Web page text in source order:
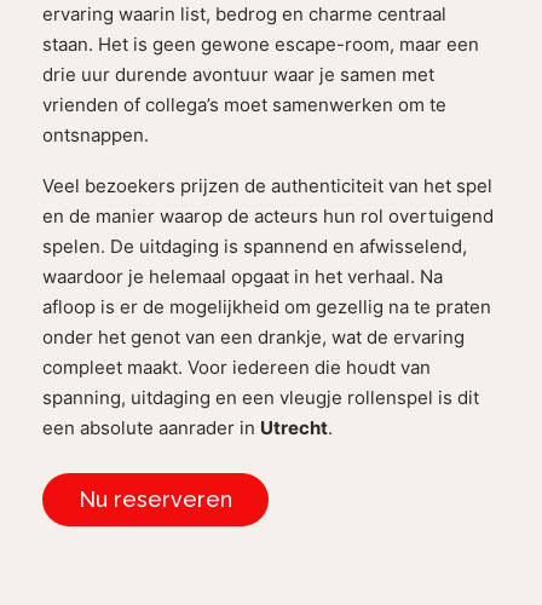
ervaring waarin list, bedrog en charme centraal
staan. Het is geen gewone escape-room, maar een
drie uur durende avontuur waar je samen met
vrienden of collega’s moet samenwerken om te
ontsnappen.
Veel bezoekers prijzen de authenticiteit van het spel
en de manier waarop de acteurs hun rol overtuigend
spelen. De uitdaging is spannend en afwisselend,
waardoor je helemaal opgaat in het verhaal. Na
afloop is er de mogelijkheid om gezellig na te praten
onder het genot van een drankje, wat de ervaring
compleet maakt. Voor iedereen die houdt van
spanning, uitdaging en een vleugje rollenspel is dit
een absolute aanrader in Utrecht.
Nu reserveren